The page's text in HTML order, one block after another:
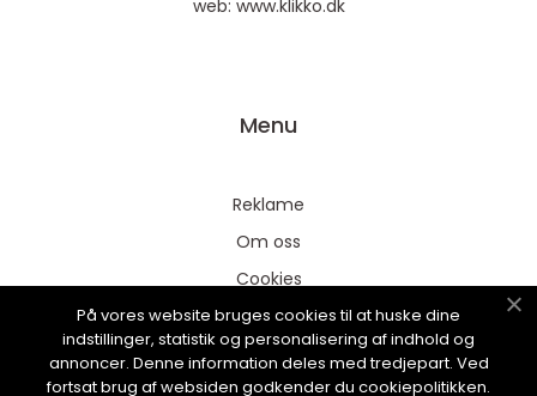
web: www.klikko.dk
Menu
Reklame
Om oss
Cookies
Kontakt Oss
Sitemap
På vores website bruges cookies til at huske dine
indstillinger, statistik og personalisering af indhold og
annoncer. Denne information deles med tredjepart. Ved
fortsat brug af websiden godkender du cookiepolitikken.